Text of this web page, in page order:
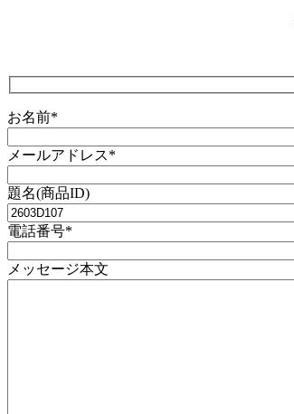
お名前*
メールアドレス*
題名(商品ID)
電話番号*
メッセージ本文